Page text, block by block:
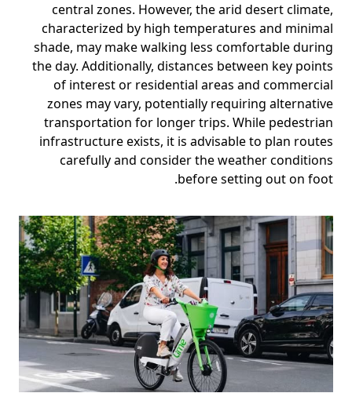
central zones. However, the arid desert climate,
characterized by high temperatures and minimal
shade, may make walking less comfortable during
the day. Additionally, distances between key points
of interest or residential areas and commercial
zones may vary, potentially requiring alternative
transportation for longer trips. While pedestrian
infrastructure exists, it is advisable to plan routes
carefully and consider the weather conditions
before setting out on foot.